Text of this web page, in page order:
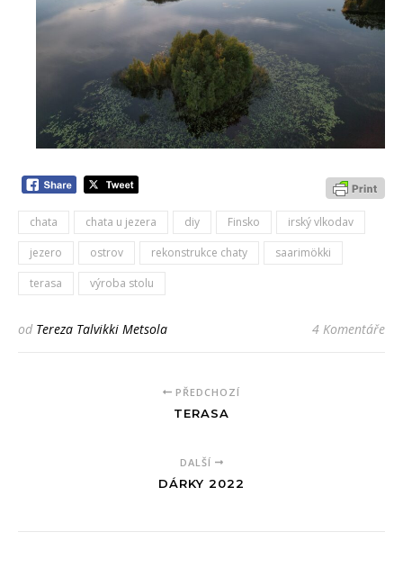
chata chata u jezera diy Finsko
irský vlkodav
jezero
ostrov rekonstrukce chaty
saarimökki
terasa
výroba stolu
od Tereza Talvikki Metsola 4 Komentáře
PŘEDCHOZÍ
TERASA
DALŠÍ
DÁRKY 2022